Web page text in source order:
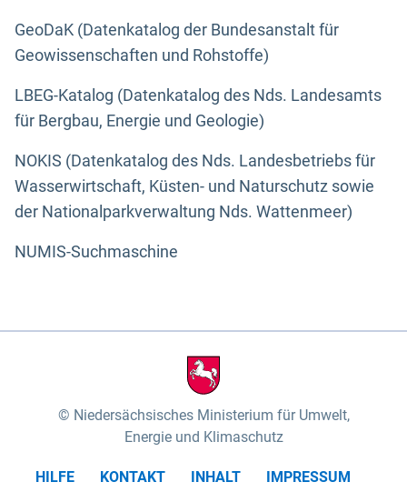
GeoDaK (Datenkatalog der Bundesanstalt für
Geowissenschaften und Rohstoffe)
LBEG-Katalog (Datenkatalog des Nds. Landesamts
für Bergbau, Energie und Geologie)
NOKIS (Datenkatalog des Nds. Landesbetriebs für
Wasserwirtschaft, Küsten- und Naturschutz sowie
der Nationalparkverwaltung Nds. Wattenmeer)
NUMIS-Suchmaschine
Niedersächsisches Ministerium für Umwelt,
Energie und Klimaschutz
HILFE KONTAKT INHALT
IMPRESSUM